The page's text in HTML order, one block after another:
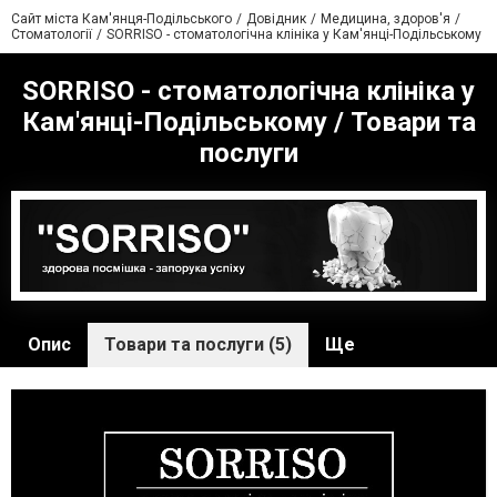
Сайт міста Кам'янця-Подільського Довідник
Медицина, здоров'я
Стоматології
SORRISO - стоматологічна клініка у Кам'янці-Подільському
SORRISO - стоматологічна клініка у
Кам'янці-Подільському / Товари та
послуги
Опис Товари та послуги (5) Ще